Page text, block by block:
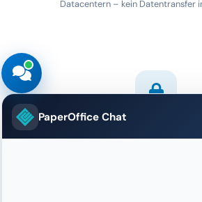
Datacentern – kein Datentransfer
PaperOffice Chat